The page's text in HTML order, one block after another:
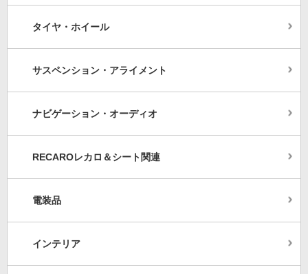
タイヤ・ホイール
サスペンション・アライメント
ナビゲーション・オーディオ
RECAROレカロ＆シート関連
電装品
インテリア